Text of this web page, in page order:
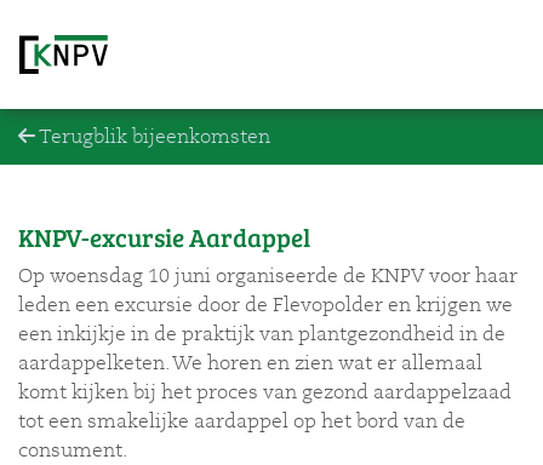
Terugblik bijeenkomsten
KNPV-excursie Aardappel
Op woensdag 10 juni organiseerde de KNPV voor haar
leden een excursie door de Flevopolder en krijgen we
een inkijkje in de praktijk van plantgezondheid in de
aardappelketen. We horen en zien wat er allemaal
komt kijken bij het proces van gezond aardappelzaad
tot een smakelijke aardappel op het bord van de
consument.